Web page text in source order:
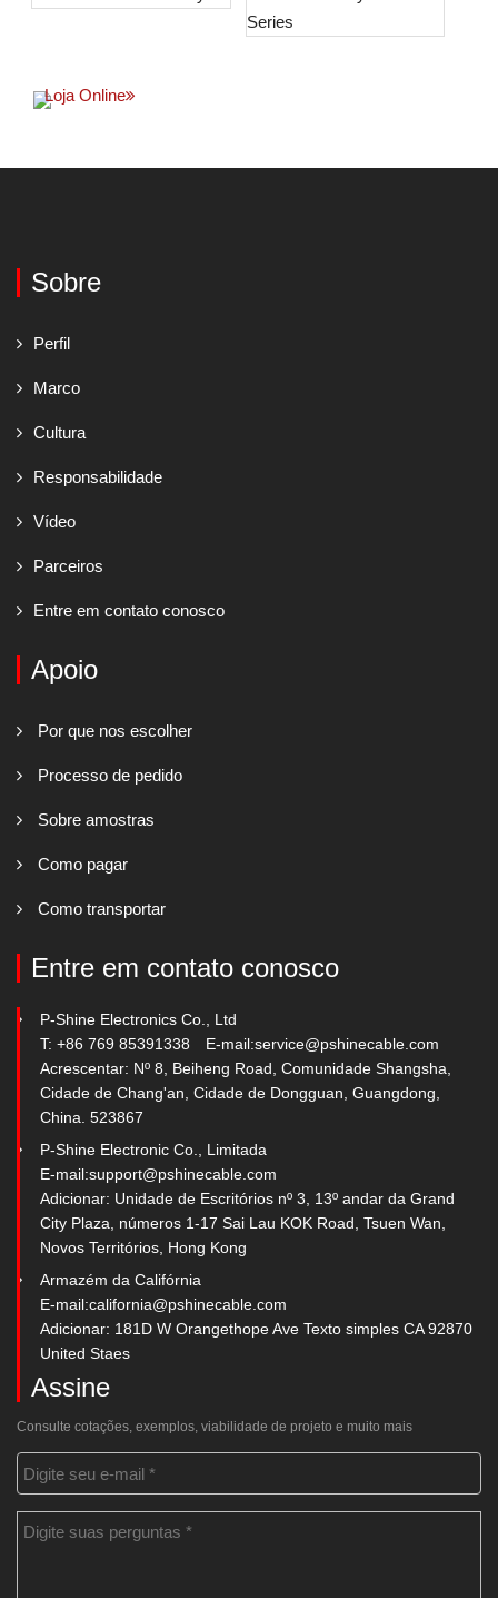
Loja Online
Sobre
Perfil
Marco
Cultura
Responsabilidade
Vídeo
Parceiros
Entre em contato conosco
Apoio
Por que nos escolher
Processo de pedido
Sobre amostras
Como pagar
Como transportar
Entre em contato conosco
P-Shine Electronics Co., Ltd
T: +86 769 85391338
E-mail:service@pshinecable.com
Acrescentar: Nº 8, Beiheng Road, Comunidade Shangsha,
Cidade de Chang'an, Cidade de Dongguan, Guangdong,
China. 523867
P-Shine Electronic Co., Limitada
E-mail:support@pshinecable.com
Adicionar: Unidade de Escritórios nº 3, 13º andar da Grand
City Plaza, números 1-17 Sai Lau KOK Road, Tsuen Wan,
Novos Territórios, Hong Kong
Armazém da Califórnia
E-mail:california@pshinecable.com
Adicionar: 181D W Orangethope Ave Texto simples CA 92870
United Staes
Assine
Consulte cotações, exemplos, viabilidade de projeto e muito mais